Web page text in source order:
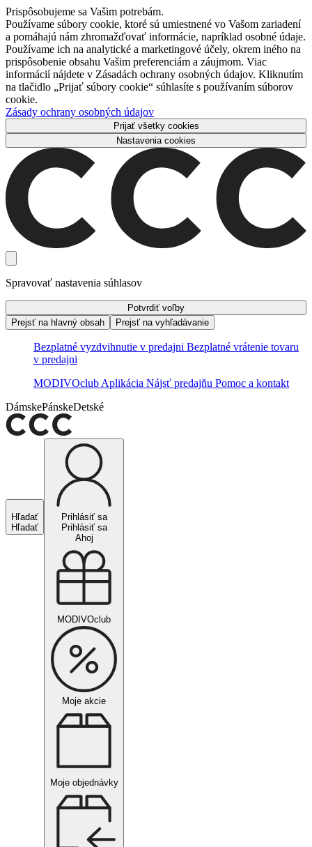
Prispôsobujeme sa Vašim potrebám.
Používame súbory cookie, ktoré sú umiestnené vo Vašom zariadení
a pomáhajú nám zhromažďovať informácie, napríklad osobné údaje.
Používame ich na analytické a marketingové účely, okrem iného na
prispôsobenie obsahu Vašim preferenciám a záujmom. Viac
informácií nájdete v Zásadách ochrany osobných údajov. Kliknutím
na tlačidlo „Prijať súbory cookie“ súhlasíte s používaním súborov
cookie.
Zásady ochrany osobných údajov
Prijať všetky cookies
Nastavenia cookies
Spravovať nastavenia súhlasov
Potvrdiť voľby
Prejsť na hlavný obsah
Prejsť na vyhľadávanie
Bezplatné vyzdvihnutie v predajni Bezplatné vrátenie tovaru
v predajni
MODIVOclub Aplikácia Nájsť predajňu Pomoc a kontakt
DámskePánskeDetské
Hľadať
Hľadať
Prihlásiť sa
Prihlásiť sa
Ahoj
MODIVOclub
Moje akcie
Moje objednávky